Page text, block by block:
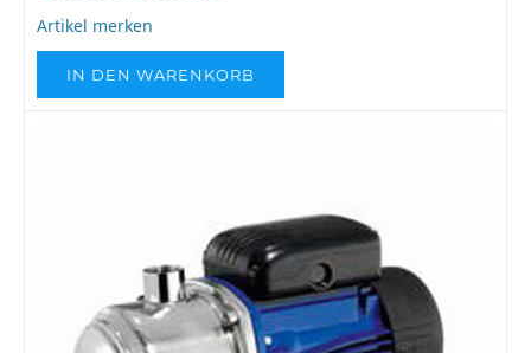
Artikel merken
IN DEN WARENKORB